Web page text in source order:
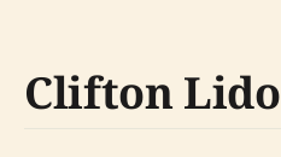
Clifton Lido